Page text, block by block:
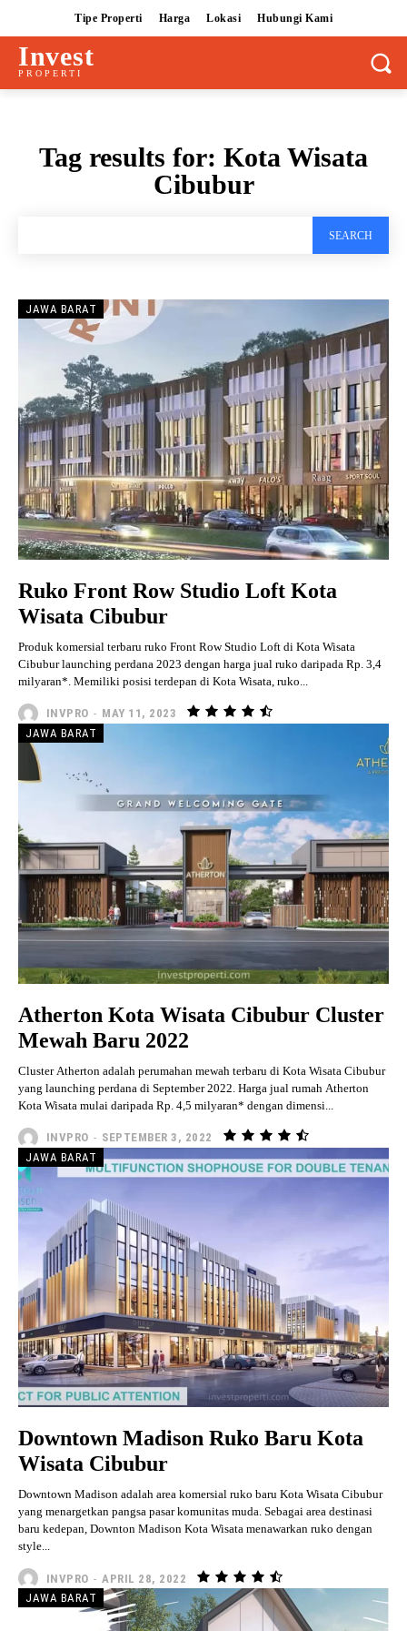
Tipe Properti Harga Lokasi Hubungi Kami
Invest
PROPERTI
Tag results for: Kota Wisata
Cibubur
SEARCH
JAWA BARAT
Ruko Front Row Studio Loft Kota
Wisata Cibubur
Produk komersial terbaru ruko Front Row Studio Loft di Kota Wisata
Cibubur launching perdana 2023 dengan harga jual ruko daripada Rp. 3,4
milyaran*. Memiliki posisi terdepan di Kota Wisata, ruko...
INVPRO - MAY 11, 2023
JAWA BARAT
Atherton Kota Wisata Cibubur Cluster
Mewah Baru 2022
Cluster Atherton adalah perumahan mewah terbaru di Kota Wisata Cibubur
yang launching perdana di September 2022. Harga jual rumah Atherton
Kota Wisata mulai daripada Rp. 4,5 milyaran* dengan dimensi...
INVPRO - SEPTEMBER 3, 2022
JAWA BARAT
Downtown Madison Ruko Baru Kota
Wisata Cibubur
Downtown Madison adalah area komersial ruko baru Kota Wisata Cibubur
yang menargetkan pangsa pasar komunitas muda. Sebagai area destinasi
baru kedepan, Downton Madison Kota Wisata menawarkan ruko dengan
style...
INVPRO - APRIL 28, 2022
JAWA BARAT